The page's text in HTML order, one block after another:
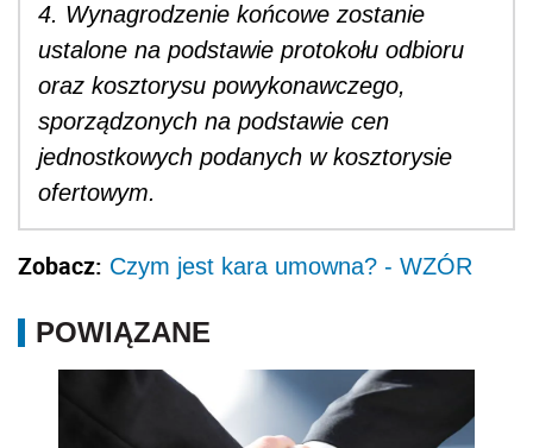
4. Wynagrodzenie końcowe zostanie
ustalone na podstawie protokołu odbioru
oraz kosztorysu powykonawczego,
sporządzonych na podstawie cen
jednostkowych podanych w kosztorysie
ofertowym.
Zobacz: Czym jest kara umowna? - WZÓR
POWIĄZANE